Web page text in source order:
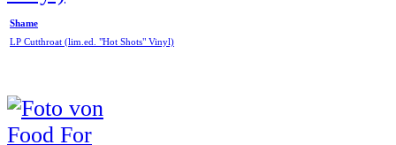
Shame
LP Cutthroat (lim.ed. "Hot Shots" Vinyl)